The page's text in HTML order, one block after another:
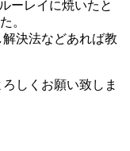
ーレイに焼いたと
。
決法などあれば教
しくお願い致しま